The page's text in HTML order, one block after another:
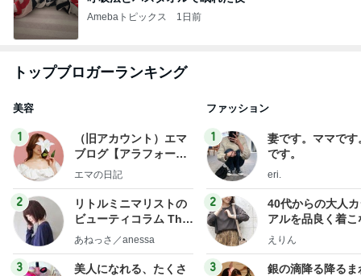
Amebaトピックス 1日前
トップブロガーランキング
美容
1
（旧アカウント）エマ
ブログ【アラフォー会
社売却セカンドライ
エマの日記
2
リトルミニマリストの
ビューティコラム The
little minimalist's bea
あねっさ／anessa
3
美人になれる、たくさ
ファッション
1
妻です。ママです
です。
eri.
2
40代からの大人
アルを品良く着こ
ファッションブロ
えりん
3
銀の滴降る降るま